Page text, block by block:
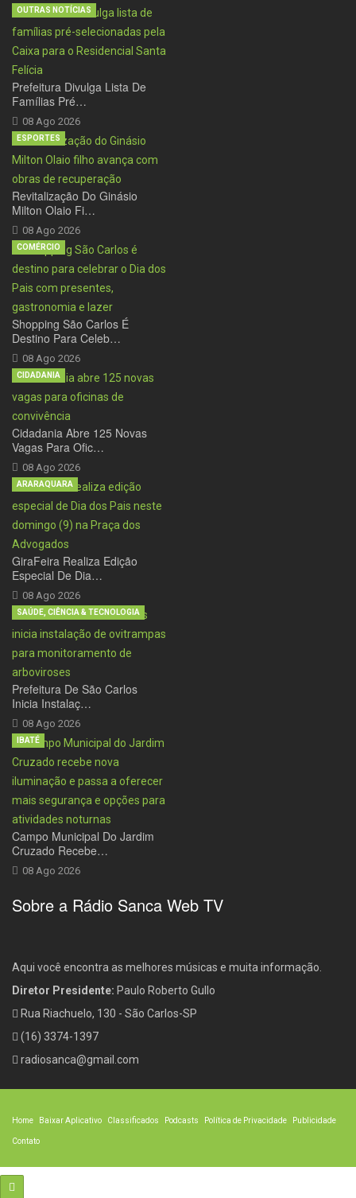
Prefeitura Divulga Lista De
Famílias Pré…
08 Ago 2026
OUTRAS NOTÍCIAS
Revitalização Do Ginásio
Milton Olaio Fi…
08 Ago 2026
ESPORTES
Shopping São Carlos É
Destino Para Celeb…
08 Ago 2026
COMÉRCIO
Cidadania Abre 125 Novas
Vagas Para Ofic…
08 Ago 2026
CIDADANIA
GiraFeira Realiza Edição
Especial De Dia…
08 Ago 2026
ARARAQUARA
Prefeitura De São Carlos
Inicia Instalaç…
08 Ago 2026
SAÚDE, CIÊNCIA & TECNOLOGIA
Campo Municipal Do Jardim
Cruzado Recebe…
08 Ago 2026
IBATÉ
Sobre a Rádio Sanca Web TV
Aqui você encontra as melhores músicas e muita informação.
Diretor Presidente: Paulo Roberto Gullo
Rua Riachuelo, 130 - São Carlos-SP
(16) 3374-1397
radiosanca@gmail.com
Home Baixar Aplicativo Classificados Podcasts Política de Privacidade Publicidade
Contato